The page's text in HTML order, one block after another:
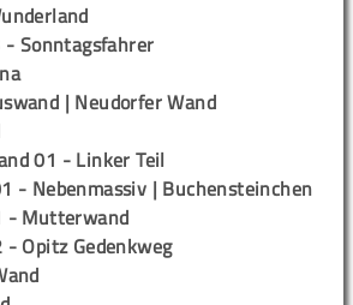
Sonntagsfahrer
| Neudorfer Wand
01 - Linker Teil
- Nebenmassiv | Buchensteinchen
- Mutterwand
- Opitz Gedenkweg